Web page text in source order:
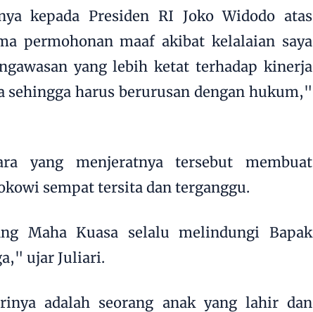
kepada Presiden RI Joko Widodo atas
permohonan maaf akibat kelalaian saya
yang lebih ketat terhadap kinerja
sehingga harus berurusan dengan hukum,"
yang menjeratnya tersebut membuat
sempat tersita dan terganggu.
Maha Kuasa selalu melindungi Bapak
ujar Juliari.
adalah seorang anak yang lahir dan